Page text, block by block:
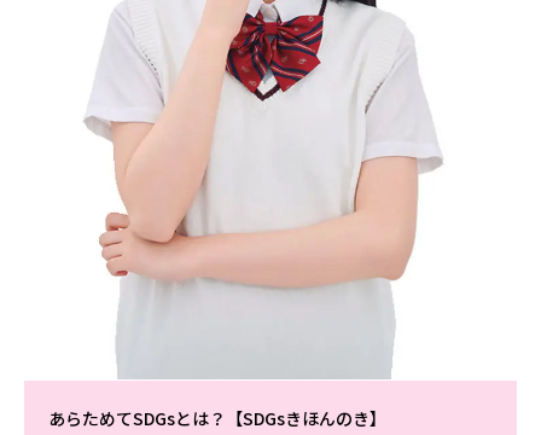
あらためてSDGsとは？【SDGsきほんのき】